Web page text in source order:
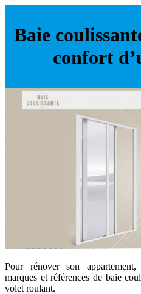
Baie
confort
Pour rénover son
marques et références de baie
volet roulant.